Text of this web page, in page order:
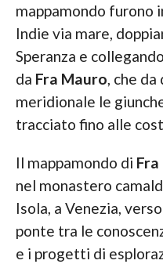
mappamondo furono
Indie via mare,
Speranza e
da Fra Mauro, che da
meridionale le
tracciato fino alle
Il mappamondo di
nel monastero
Isola, a Venezia,
ponte tra le
e i progetti di